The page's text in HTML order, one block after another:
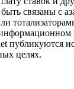
связаны с
публикуются
целях.